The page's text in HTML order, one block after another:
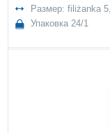
Размер: filiżanka
Упаковка 24/1